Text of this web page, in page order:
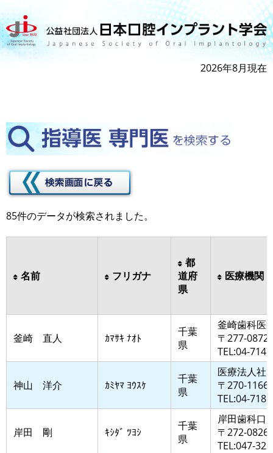
2026年8月現在
85件のデータが検索されました。
名前 フリガナ
都
道府
県
医療機関
釜崎 直人 ｶﾏｻｷ ﾅｵﾄ
千葉
県
釜崎歯科医
〒277-
TEL:04-
神山 洋介 ｶﾐﾔﾏ ﾖｳｽｹ
千葉
県
医療法人
〒270-
TEL:04-
岸田 剛 ｷｼﾀﾞ ﾂﾖｼ
千葉
県
岸田歯科口
〒272-
TEL:047-